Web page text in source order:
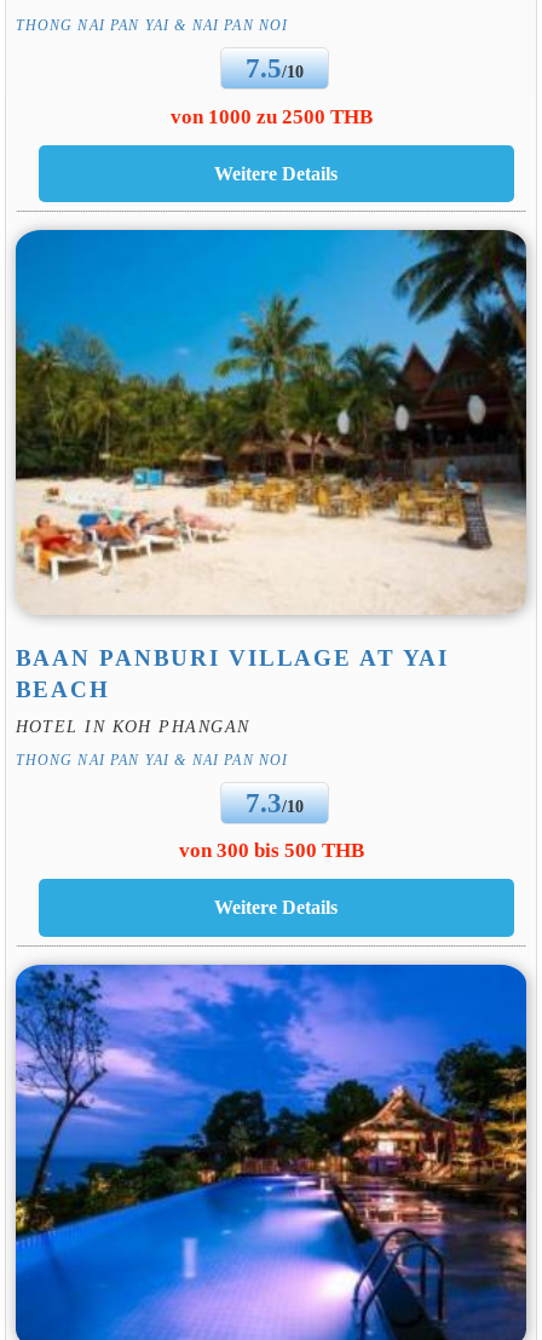
THONG NAI PAN YAI & NAI PAN NOI
7.5/10
von 1000 zu 2500 THB
BAAN PANBURI VILLAGE AT YAI
BEACH
HOTEL IN KOH PHANGAN
THONG NAI PAN YAI & NAI PAN NOI
7.3/10
von 300 bis 500 THB